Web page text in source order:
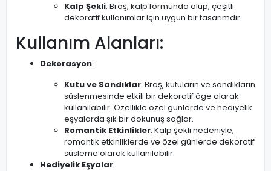
Kalp Şekli: Broş, kalp formunda olup, çeşitli
dekoratif kullanımlar için uygun bir tasarımdır.
Kullanım Alanları:
Dekorasyon:
Kutu ve Sandıklar: Broş, kutuların ve sandıkların
süslenmesinde etkili bir dekoratif öge olarak
kullanılabilir. Özellikle özel günlerde ve hediyelik
eşyalarda şık bir dokunuş sağlar.
Romantik Etkinlikler: Kalp şekli nedeniyle,
romantik etkinliklerde ve özel günlerde dekoratif
süsleme olarak kullanılabilir.
Hediyelik Eşyalar: